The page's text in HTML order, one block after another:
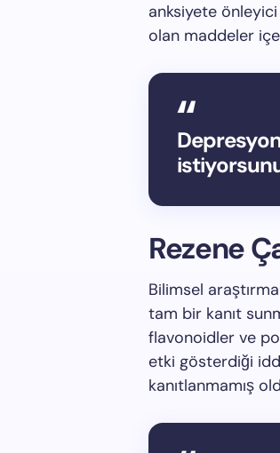
anksiyete
olan maddeler
Rezene
Bilimsel
tam bir kanıt
flavonoidler ve
etki gösterdiği
kanıtlanmamış